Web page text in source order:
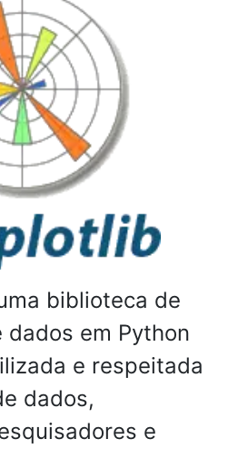
biblioteca de
dados em Python
e respeitada
dados,
e